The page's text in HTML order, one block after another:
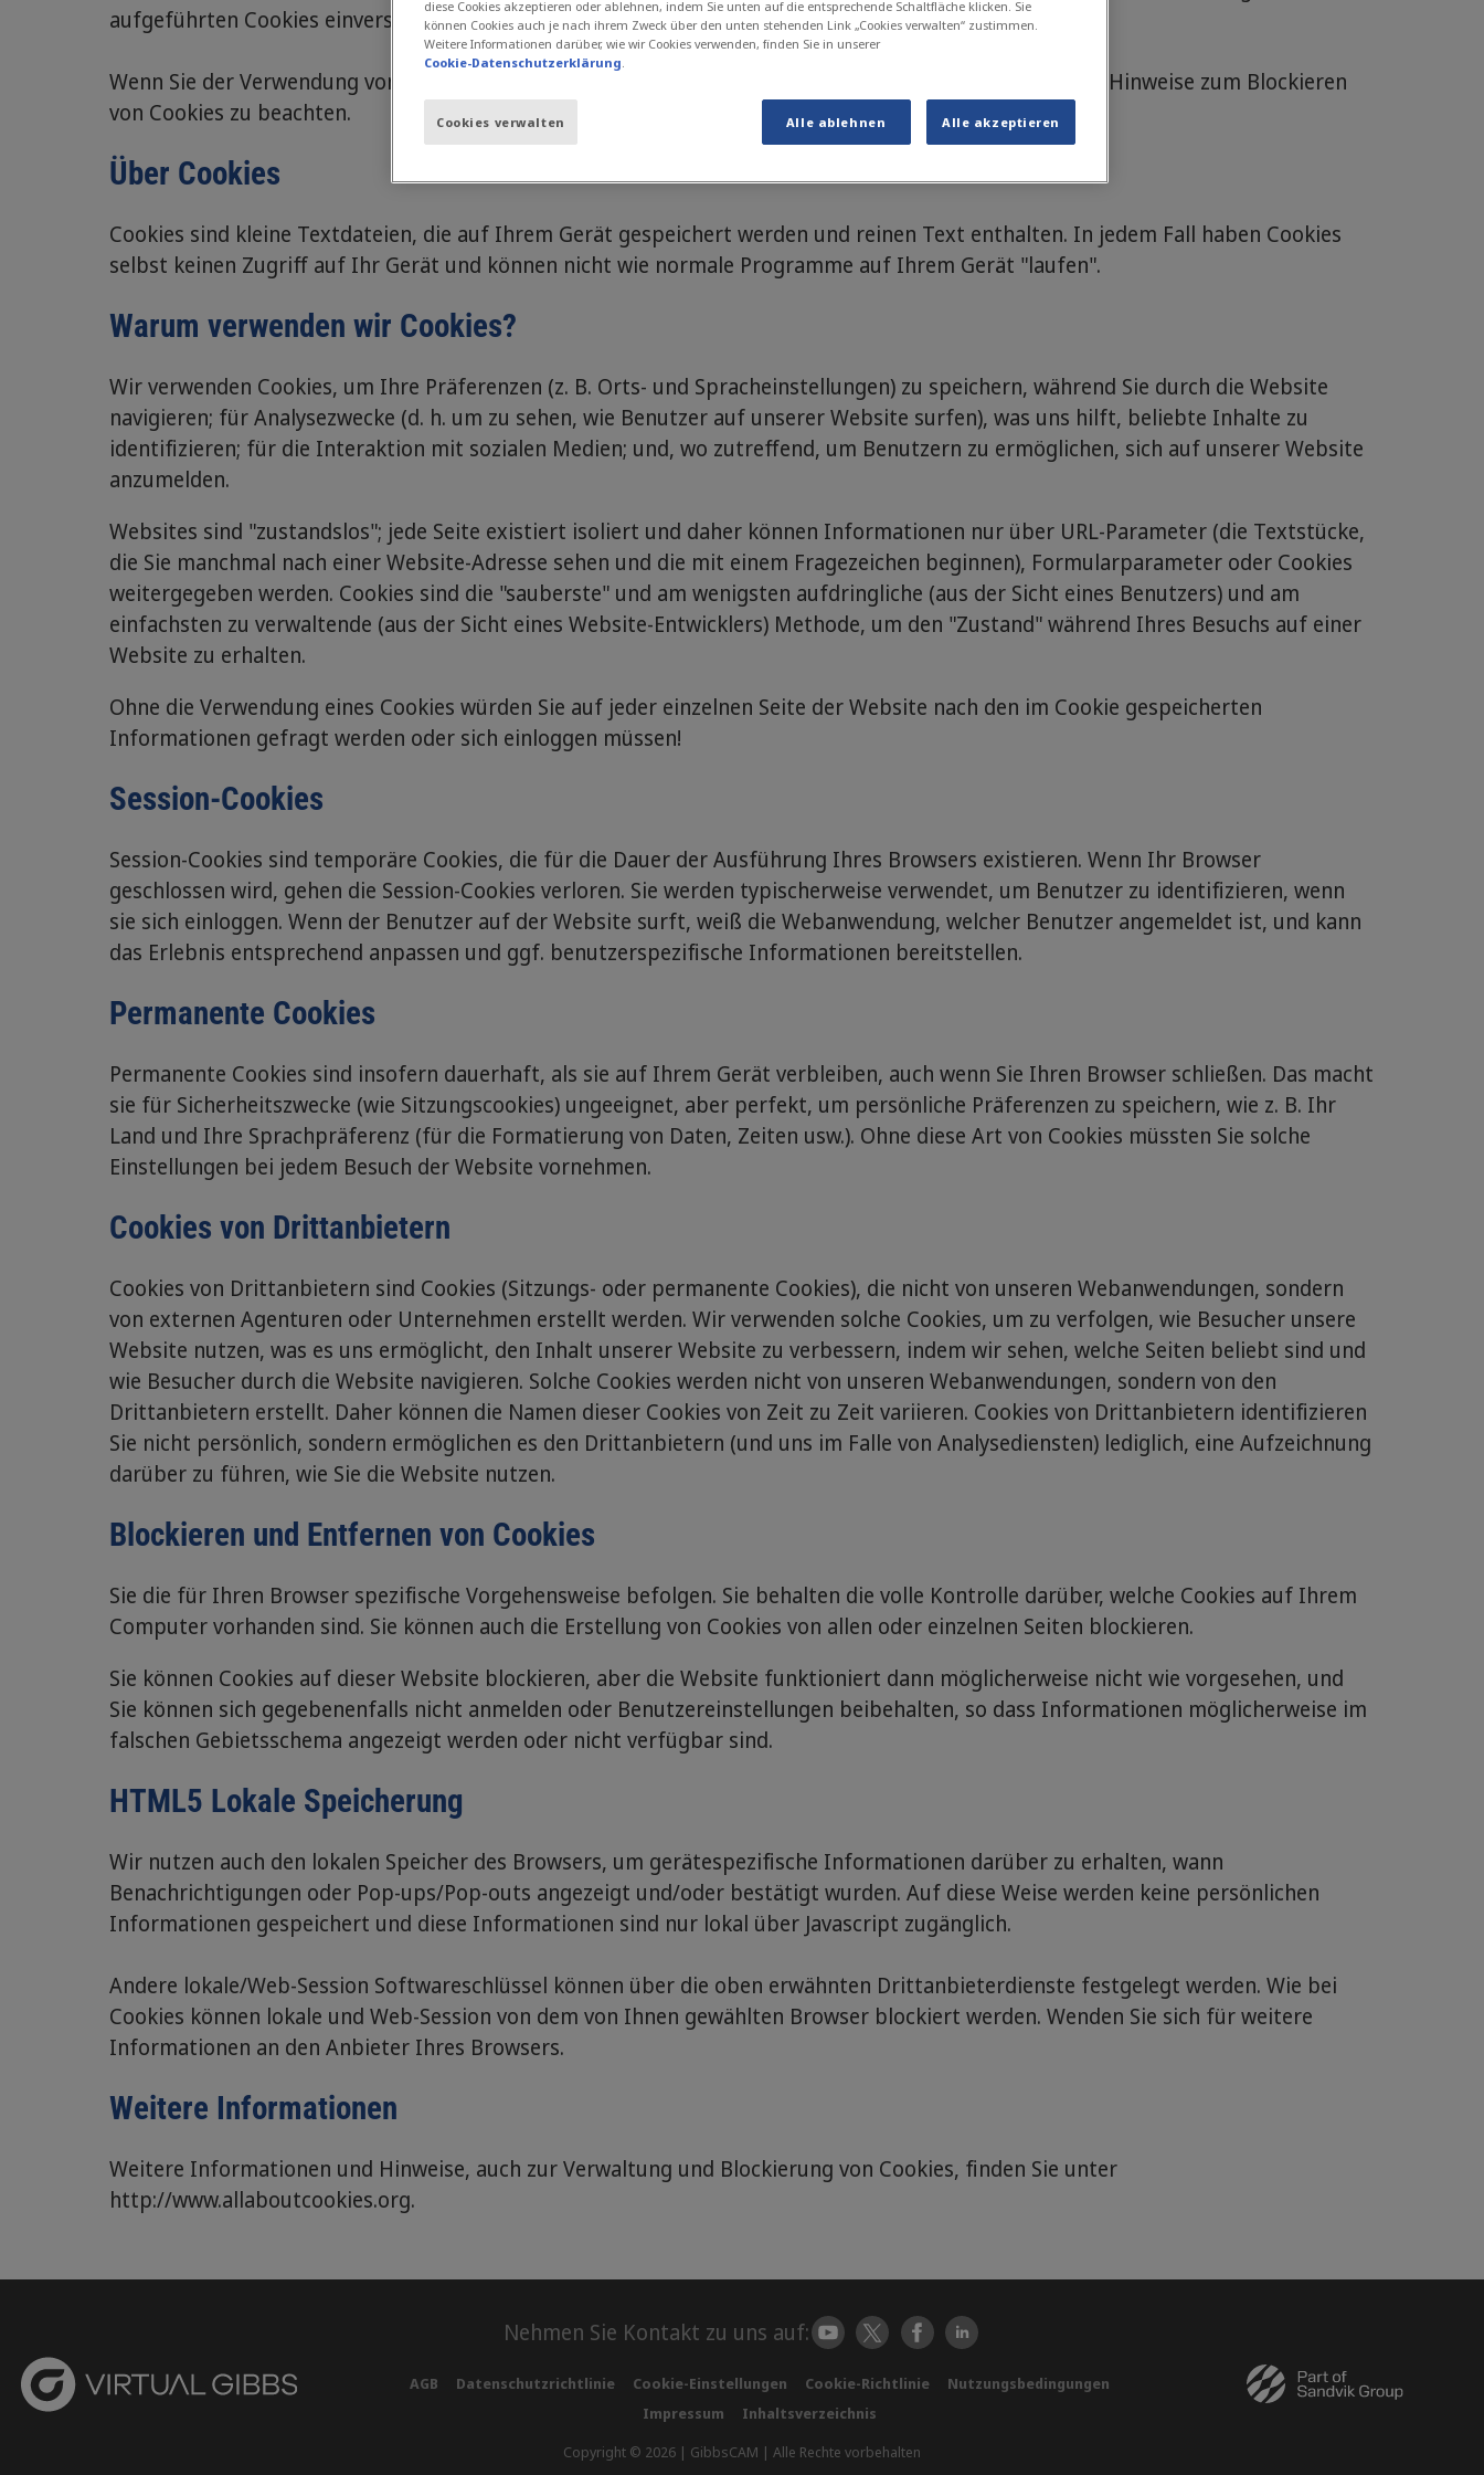
aufgeführten Cookies einverstanden.
Wenn Sie der Verwendung von Cookies nicht zustimmen möchten, raten wir Ihnen, die unten stehenden Hinweise zum Blockieren
von Cookies zu beachten.
Über Cookies
Cookies sind kleine Textdateien, die auf Ihrem Gerät gespeichert werden und reinen Text enthalten. In jedem Fall haben Cookies
selbst keinen Zugriff auf Ihr Gerät und können nicht wie normale Programme auf Ihrem Gerät "laufen".
Warum verwenden wir Cookies?
Wir verwenden Cookies, um Ihre Präferenzen (z. B. Orts- und Spracheinstellungen) zu speichern, während Sie durch die Website
navigieren; für Analysezwecke (d. h. um zu sehen, wie Benutzer auf unserer Website surfen), was uns hilft, beliebte Inhalte zu
identifizieren; für die Interaktion mit sozialen Medien; und, wo zutreffend, um Benutzern zu ermöglichen, sich auf unserer Website
anzumelden.
Websites sind "zustandslos"; jede Seite existiert isoliert und daher können Informationen nur über URL-Parameter (die Textstücke,
die Sie manchmal nach einer Website-Adresse sehen und die mit einem Fragezeichen beginnen), Formularparameter oder Cookies
weitergegeben werden. Cookies sind die "sauberste" und am wenigsten aufdringliche (aus der Sicht eines Benutzers) und am
einfachsten zu verwaltende (aus der Sicht eines Website-Entwicklers) Methode, um den "Zustand" während Ihres Besuchs auf einer
Website zu erhalten.
Ohne die Verwendung eines Cookies würden Sie auf jeder einzelnen Seite der Website nach den im Cookie gespeicherten
Informationen gefragt werden oder sich einloggen müssen!
Session-Cookies
Session-Cookies sind temporäre Cookies, die für die Dauer der Ausführung Ihres Browsers existieren. Wenn Ihr Browser
geschlossen wird, gehen die Session-Cookies verloren. Sie werden typischerweise verwendet, um Benutzer zu identifizieren, wenn
sie sich einloggen. Wenn der Benutzer auf der Website surft, weiß die Webanwendung, welcher Benutzer angemeldet ist, und kann
das Erlebnis entsprechend anpassen und ggf. benutzerspezifische Informationen bereitstellen.
Permanente Cookies
Permanente Cookies sind insofern dauerhaft, als sie auf Ihrem Gerät verbleiben, auch wenn Sie Ihren Browser schließen. Das macht
sie für Sicherheitszwecke (wie Sitzungscookies) ungeeignet, aber perfekt, um persönliche Präferenzen zu speichern, wie z. B. Ihr
Land und Ihre Sprachpräferenz (für die Formatierung von Daten, Zeiten usw.). Ohne diese Art von Cookies müssten Sie solche
Einstellungen bei jedem Besuch der Website vornehmen.
Cookies von Drittanbietern
Cookies von Drittanbietern sind Cookies (Sitzungs- oder permanente Cookies), die nicht von unseren Webanwendungen, sondern
von externen Agenturen oder Unternehmen erstellt werden. Wir verwenden solche Cookies, um zu verfolgen, wie Besucher unsere
Website nutzen, was es uns ermöglicht, den Inhalt unserer Website zu verbessern, indem wir sehen, welche Seiten beliebt sind und
wie Besucher durch die Website navigieren. Solche Cookies werden nicht von unseren Webanwendungen, sondern von den
Drittanbietern erstellt. Daher können die Namen dieser Cookies von Zeit zu Zeit variieren. Cookies von Drittanbietern identifizieren
Sie nicht persönlich, sondern ermöglichen es den Drittanbietern (und uns im Falle von Analysediensten) lediglich, eine Aufzeichnung
darüber zu führen, wie Sie die Website nutzen.
Blockieren und Entfernen von Cookies
Sie die für Ihren Browser spezifische Vorgehensweise befolgen. Sie behalten die volle Kontrolle darüber, welche Cookies auf Ihrem
Computer vorhanden sind. Sie können auch die Erstellung von Cookies von allen oder einzelnen Seiten blockieren.
Sie können Cookies auf dieser Website blockieren, aber die Website funktioniert dann möglicherweise nicht wie vorgesehen, und
Sie können sich gegebenenfalls nicht anmelden oder Benutzereinstellungen beibehalten, so dass Informationen möglicherweise im
falschen Gebietsschema angezeigt werden oder nicht verfügbar sind.
HTML5 Lokale Speicherung
Wir nutzen auch den lokalen Speicher des Browsers, um gerätespezifische Informationen darüber zu erhalten, wann
Benachrichtigungen oder Pop-ups/Pop-outs angezeigt und/oder bestätigt wurden. Auf diese Weise werden keine persönlichen
Informationen gespeichert und diese Informationen sind nur lokal über Javascript zugänglich.
Andere lokale/Web-Session Softwareschlüssel können über die oben erwähnten Drittanbieterdienste festgelegt werden. Wie bei
Cookies können lokale und Web-Session von dem von Ihnen gewählten Browser blockiert werden. Wenden Sie sich für weitere
Informationen an den Anbieter Ihres Browsers.
Weitere Informationen
Weitere Informationen und Hinweise, auch zur Verwaltung und Blockierung von Cookies, finden Sie unter
http://www.allaboutcookies.org.
Nehmen Sie Kontakt zu uns auf:
AGB Datenschutzrichtlinie Cookie-Einstellungen Cookie-Richtlinie
Nutzungsbedingungen
Impressum
Inhaltsverzeichnis
Copyright © 2026 | GibbsCAM | Alle Rechte vorbehalten
diese Cookies akzeptieren oder ablehnen, indem Sie unten auf die entsprechende Schaltfläche klicken. Sie
können Cookies auch je nach ihrem Zweck über den unten stehenden Link „Cookies verwalten“ zustimmen.
Weitere Informationen darüber, wie wir Cookies verwenden, finden Sie in unserer
Cookie-Datenschutzerklärung
Cookies verwalten Alle ablehnen Alle akzeptieren